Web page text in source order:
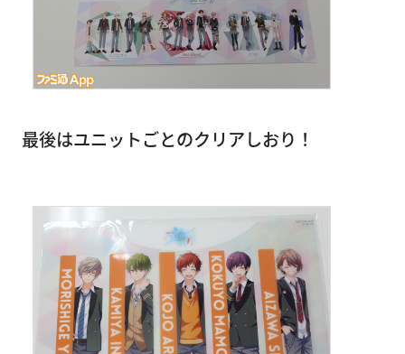
最後はユニットごとのクリアしおり！